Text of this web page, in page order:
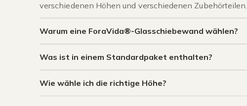
verschiedenen Höhen und verschiedenen Zubehörteilen.
Warum eine ForaVida®-Glasschiebewand wählen?
Was ist in einem Standardpaket enthalten?
Wie wähle ich die richtige Höhe?